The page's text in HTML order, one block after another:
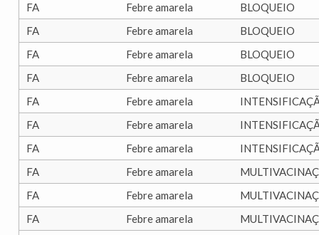
FA Febre amarela
BLOQUEIO
FA
Febre amarela
BLOQUEIO
FA
Febre amarela
BLOQUEIO
FA
Febre amarela
BLOQUEIO
FA
Febre amarela
FA
Febre amarela
FA
Febre amarela
FA
Febre amarela
FA
Febre amarela
FA
Febre amarela